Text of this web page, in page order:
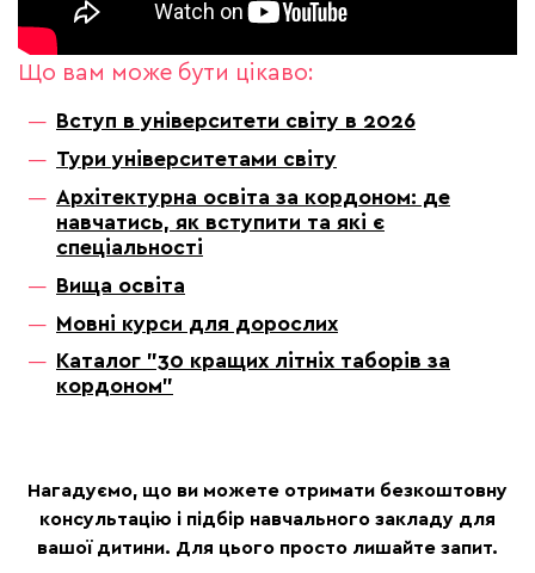
Що вам може бути цікаво:
Вступ в університети світу в 2026
Тури університетами світу
Архітектурна освіта за кордоном: де
навчатись, як вступити та які є
спеціальності
Вища освіта
Мовні курси для дорослих
Каталог "30 кращих літніх таборів за
кордоном"
Нагадуємо, що ви можете отримати безкоштовну
консультацію і підбір навчального закладу для
вашої дитини. Для цього просто лишайте запит.